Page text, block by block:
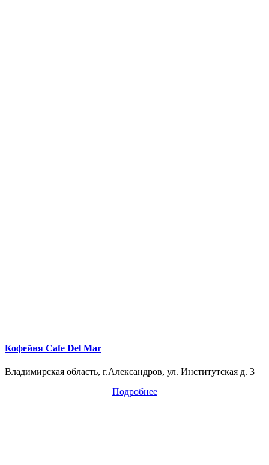
Кофейня Cafe Del Mar
Владимирская область, г.Александров, ул. Институтская д. 3
Подробнее